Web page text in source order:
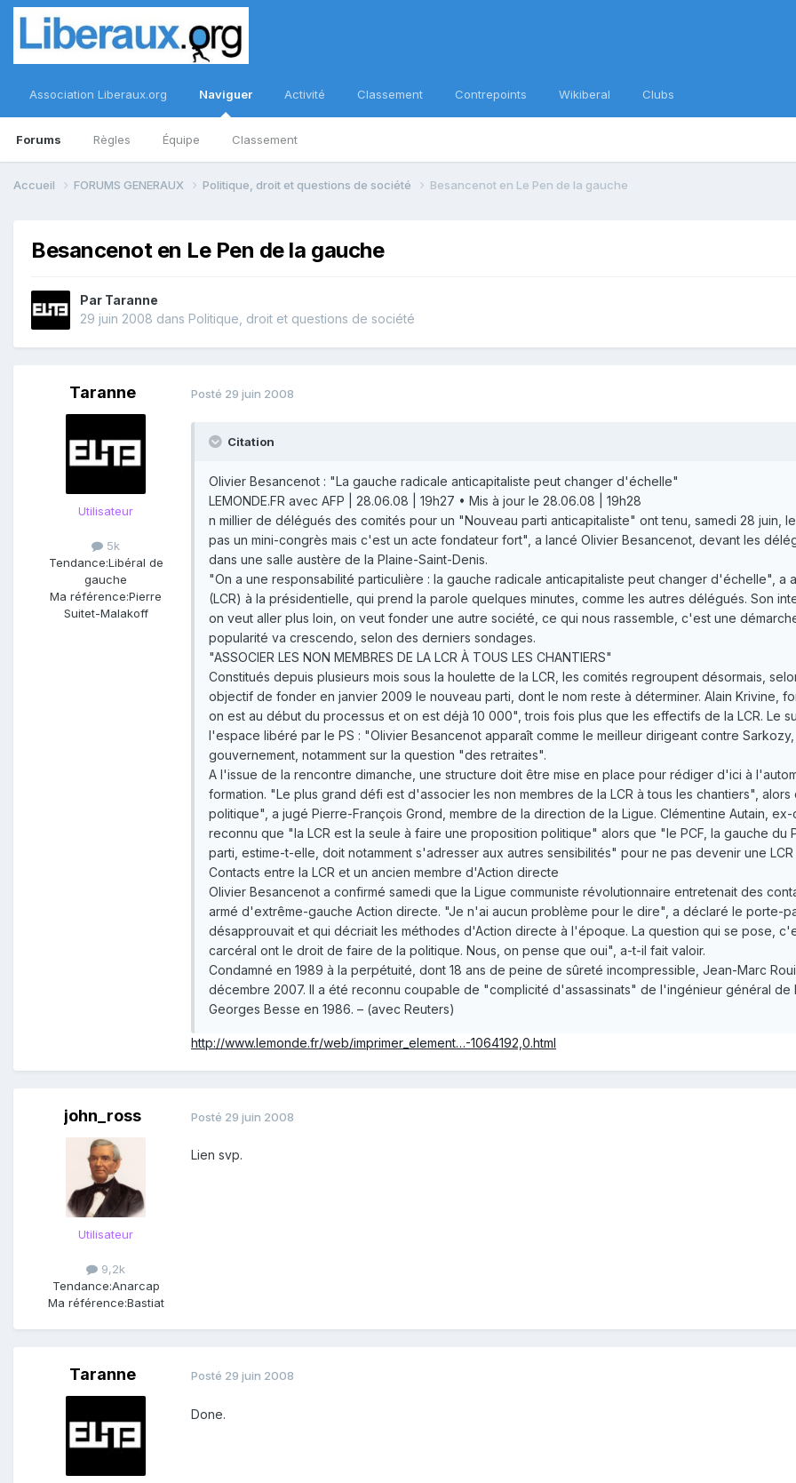
Association Liberaux.org Naviguer
Forums Règles Équipe Classement
Activité Classement Contrepoints Wikiberal Clubs
Accueil FORUMS GENERAUX Politique, droit et questions de société Besancenot en Le Pen de la gauche
Besancenot en Le Pen de la gauche
Par Taranne
29 juin 2008 dans Politique, droit et questions de société
Taranne
Utilisateur
5k
Tendance:Libéral de
gauche
Ma référence:Pierre
Suitet-Malakoff
Posté 29 juin 2008
Citation
Olivier Besancenot : "La gauche radicale anticapitaliste peut changer d'échelle"
LEMONDE.FR avec AFP | 28.06.08 | 19h27 • Mis à jour le 28.06.08 | 19h28
n millier de délégués des comités pour un "Nouveau parti anticapitaliste" ont tenu, samedi 28 juin,
pas un mini-congrès mais c'est un acte fondateur fort", a lancé Olivier Besancenot, devant les
dans une salle austère de la Plaine-Saint-Denis.
"On a une responsabilité particulière : la gauche radicale anticapitaliste peut changer d'échelle",
(LCR) à la présidentielle, qui prend la parole quelques minutes, comme les autres délégués. Son
on veut aller plus loin, on veut fonder une autre société, ce qui nous rassemble, c'est une
popularité va crescendo, selon des derniers sondages.
"ASSOCIER LES NON MEMBRES DE LA LCR À TOUS LES CHANTIERS"
Constitués depuis plusieurs mois sous la houlette de la LCR, les comités regroupent désormais,
objectif de fonder en janvier 2009 le nouveau parti, dont le nom reste à déterminer. Alain Krivine,
on est au début du processus et on est déjà 10 000", trois fois plus que les effectifs de la LCR. Le
l'espace libéré par le PS : "Olivier Besancenot apparaît comme le meilleur dirigeant contre
gouvernement, notamment sur la question "des retraites".
A l'issue de la rencontre dimanche, une structure doit être mise en place pour rédiger d'ici à
formation. "Le plus grand défi est d'associer les non membres de la LCR à tous les chantiers",
politique", a jugé Pierre-François Grond, membre de la direction de la Ligue. Clémentine Autain,
reconnu que "la LCR est la seule à faire une proposition politique" alors que "le PCF, la gauche
parti, estime-t-elle, doit notamment s'adresser aux autres sensibilités" pour ne pas devenir une
Contacts entre la LCR et un ancien membre d'Action directe
Olivier Besancenot a confirmé samedi que la Ligue communiste révolutionnaire entretenait des
armé d'extrême-gauche Action directe. "Je n'ai aucun problème pour le dire", a déclaré le porte-
désapprouvait et qui décriait les méthodes d'Action directe à l'époque. La question qui se pose,
carcéral ont le droit de faire de la politique. Nous, on pense que oui", a-t-il fait valoir.
Condamné en 1989 à la perpétuité, dont 18 ans de peine de sûreté incompressible, Jean-Marc
décembre 2007. Il a été reconnu coupable de "complicité d'assassinats" de l'ingénieur général de
Georges Besse en 1986. – (avec Reuters)
http://www.lemonde.fr/web/imprimer_element…-1064192,0.html
john_ross
Utilisateur
9,2k
Tendance:Anarcap
Ma référence:Bastiat
Posté 29 juin 2008
Lien svp.
Taranne Posté 29 juin 2008
Done.